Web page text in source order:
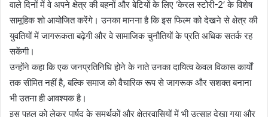
वाले दिनों में वे अपने क्षेत्र की बहनों और बेटियों के लिए ‘केरल स्टोरी-2’ के विशेष
सामूहिक शो आयोजित करेंगे। उनका मानना है कि इस फिल्म को देखने से क्षेत्र की
युवतियों में जागरूकता बढ़ेगी और वे सामाजिक चुनौतियों के प्रति अधिक सतर्क रह
सकेंगी।
उन्होंने कहा कि एक जनप्रतिनिधि होने के नाते उनका दायित्व केवल विकास कार्यों
तक सीमित नहीं है, बल्कि समाज को वैचारिक रूप से जागरूक और सशक्त बनाना
भी उतना ही आवश्यक है।
इस पहल को लेकर पार्षद के समर्थकों और क्षेत्रवासियों में भी उत्साह देखा गया और